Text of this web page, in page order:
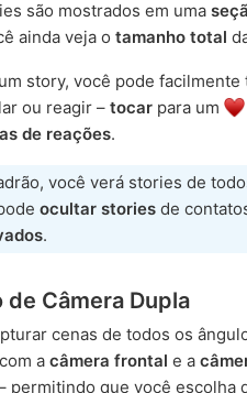
são mostrados em uma
ainda veja o tamanho total
story, você pode
ou reagir – tocar para um
de reações.
você verá stories de
ocultar stories de
.
de Câmera Dupla
cenas de todos os
a câmera frontal e a
permitindo que você escolha